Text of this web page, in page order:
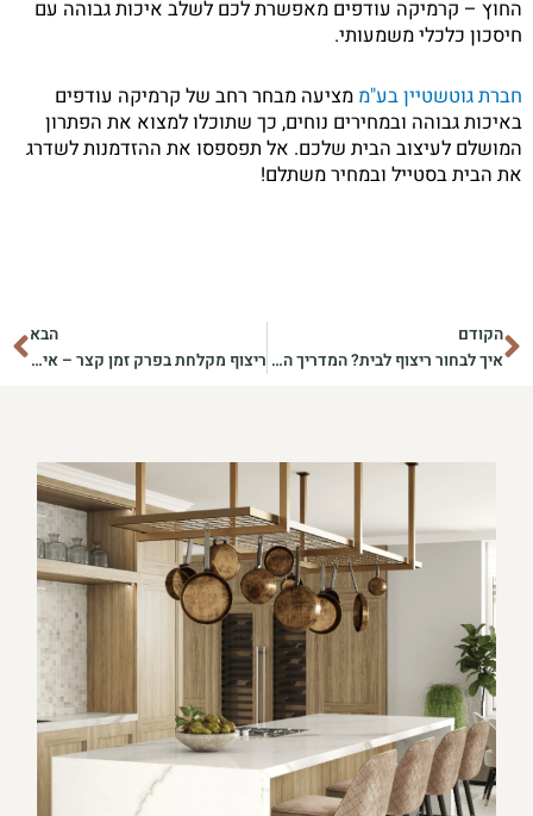
החוץ – קרמיקה עודפים מאפשרת לכם לשלב איכות גבוהה עם
חיסכון כלכלי משמעותי.
חברת גוטשטיין בע"מ מציעה מבחר רחב של קרמיקה עודפים
באיכות גבוהה ובמחירים נוחים, כך שתוכלו למצוא את הפתרון
המושלם לעיצוב הבית שלכם. אל תפספסו את ההזדמנות לשדרג
את הבית בסטייל ובמחיר משתלם!
קודם
הקודם
איך לבחור ריצוף לבית? המדריך המלא לריצוף המושלם למטבח, סלון וחדר שינה
הבא
ריצוף מקלחת בפרק זמן קצר – איך עושים את זה?